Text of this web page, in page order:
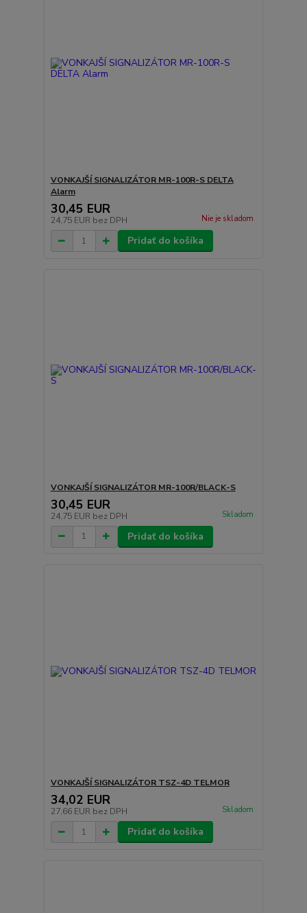
VONKAJŠÍ SIGNALIZÁTOR MR-100R-S DELTA
Alarm
30,45 EUR
24,75 EUR bez DPH Nie je skladom
Pridať do košíka
VONKAJŠÍ SIGNALIZÁTOR MR-100R/BLACK-S
30,45 EUR
24,75 EUR bez DPH Skladom
Pridať do košíka
VONKAJŠÍ SIGNALIZÁTOR TSZ-4D TELMOR
34,02 EUR
27,66 EUR bez DPH Skladom
Pridať do košíka